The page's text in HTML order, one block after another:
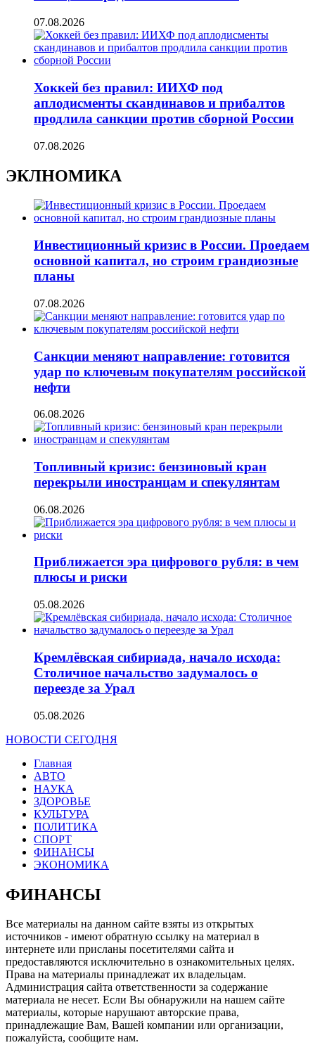
07.08.2026
Хоккей без правил: ИИХФ под
аплодисменты скандинавов и прибалтов
продлила санкции против сборной России
07.08.2026
ЭКЛНОМИКА
Инвестиционный кризис в России. Проедаем
основной капитал, но строим грандиозные
планы
07.08.2026
Санкции меняют направление: готовится
удар по ключевым покупателям российской
нефти
06.08.2026
Топливный кризис: бензиновый кран
перекрыли иностранцам и спекулянтам
06.08.2026
Приближается эра цифрового рубля: в чем
плюсы и риски
05.08.2026
Кремлёвская сибириада, начало исхода:
Столичное начальство задумалось о
переезде за Урал
05.08.2026
НОВОСТИ СЕГОДНЯ
Главная
АВТО
НАУКА
ЗДОРОВЬЕ
КУЛЬТУРА
ПОЛИТИКА
СПОРТ
ФИНАНСЫ
ЭКОНОМИКА
ФИНАНСЫ
Все материалы на данном сайте взяты из открытых
источников - имеют обратную ссылку на материал в
интернете или присланы посетителями сайта и
предоставляются исключительно в ознакомительных целях.
Права на материалы принадлежат их владельцам.
Администрация сайта ответственности за содержание
материала не несет. Если Вы обнаружили на нашем сайте
материалы, которые нарушают авторские права,
принадлежащие Вам, Вашей компании или организации,
пожалуйста, сообщите нам.